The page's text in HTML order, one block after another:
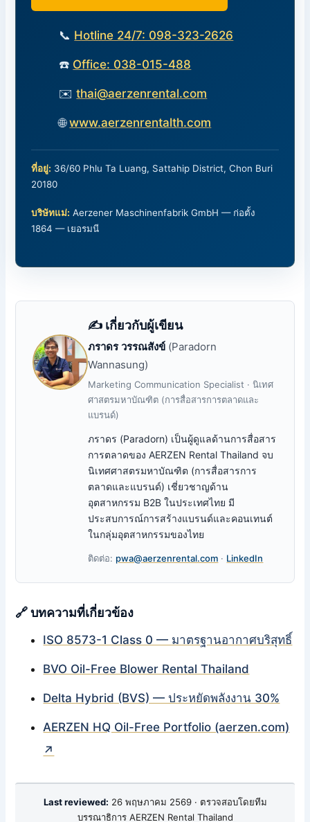
📞 Hotline 24/7: 098-323-2626
☎️ Office: 038-015-488
✉️thai@aerzenrental.com
🌐www.aerzenrentalth.com
ที่อยู่: 36/60 Phlu Ta Luang, Sattahip District, Chon Buri
20180
บริษัทแม่: Aerzener Maschinenfabrik GmbH — ก่อตั้ง
1864 — เยอรมนี
✍️ เกี่ยวกับผู้เขียน
ภราดร วรรณสังข์ (Paradorn
Wannasung)
Marketing Communication Specialist · นิเทศ
ศาสตรมหาบัณฑิต (การสื่อสารการตลาดและ
แบรนด์)
ภราดร (Paradorn) เป็นผู้ดูแลด้านการสื่อสาร
การตลาดของ AERZEN Rental Thailand จบ
นิเทศศาสตรมหาบัณฑิต (การสื่อสารการ
ตลาดและแบรนด์) เชี่ยวชาญด้าน
อุตสาหกรรม B2B ในประเทศไทย มี
ประสบการณ์การสร้างแบรนด์และคอนเทนต์
ในกลุ่มอุตสาหกรรมของไทย
ติดต่อ: pwa@aerzenrental.com · LinkedIn
🔗 บทความที่เกี่ยวข้อง
ISO 8573-1 Class 0 — มาตรฐานอากาศบริสุทธิ์
BVO Oil-Free Blower Rental Thailand
Delta Hybrid (BVS) — ประหยัดพลังงาน 30%
AERZEN HQ Oil-Free Portfolio (aerzen.com)
↗
Last reviewed: 26 พฤษภาคม 2569 · ตรวจสอบโดยทีม
บรรณาธิการ AERZEN Rental Thailand